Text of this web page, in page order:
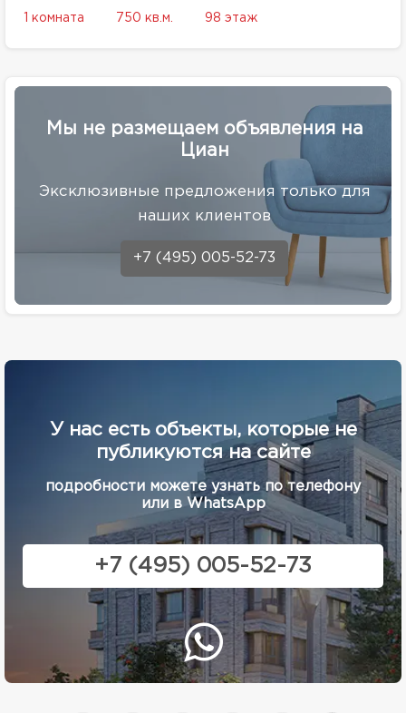
1 комната 750 кв.м. 98 этаж
Мы не размещаем объявления на
Циан
Эксклюзивные предложения только для
наших клиентов
+7 (495) 005-52-73
У нас есть объекты, которые не
публикуются на сайте
подробности можете узнать по телефону
или в WhatsApp
+7 (495) 005-52-73